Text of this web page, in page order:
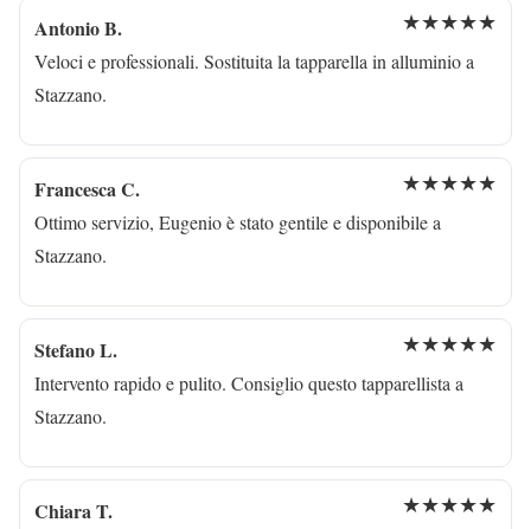
Antonio B. ★★★★★
Veloci e professionali. Sostituita la tapparella in alluminio a
Stazzano.
Francesca C. ★★★★★
Ottimo servizio, Eugenio è stato gentile e disponibile a
Stazzano.
Stefano L. ★★★★★
Intervento rapido e pulito. Consiglio questo tapparellista a
Stazzano.
Chiara T. ★★★★★